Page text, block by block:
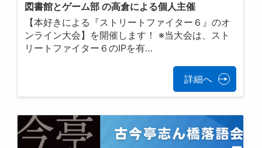
図書館とゲーム部 の高倉による個人主催
【本好きによる『ストリートファイター６』のオ
ンライン大会】を開催します！ ※当大会は、スト
リートファイター６のIPを有…
詳細へ